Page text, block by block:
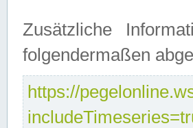
Zusätzliche
folgendermaßen
https://